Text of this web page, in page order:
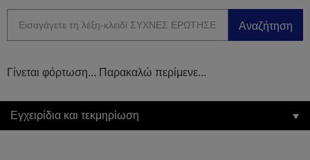
Αναζήτηση
Γίνεται φόρτωση... Παρακαλώ περίμενε...
Εγχειρίδια και τεκμηρίωση